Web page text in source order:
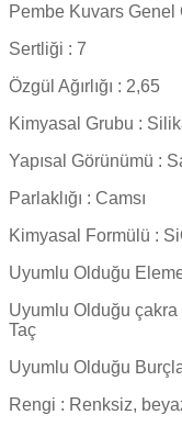
Pembe Kuvars Genel
Sertliği : 7
Özgül Ağırlığı : 2,65
Kimyasal Grubu :
Yapısal Görünümü :
Parlaklığı : Camsı
Kimyasal Formülü :
Uyumlu Olduğu
Uyumlu Olduğu çakra
Taç
Uyumlu Olduğu
Rengi : Renksiz,